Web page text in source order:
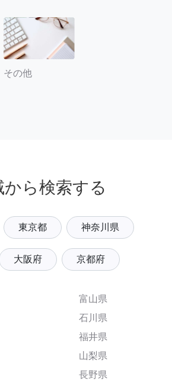
その他
から検索する
東京都 神奈川県
大阪府 京都府
富山県
石川県
福井県
山梨県
長野県